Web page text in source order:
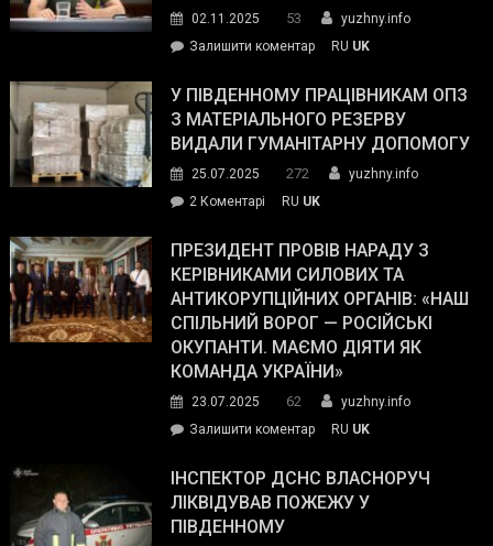
02.11.2025 53
yuzhny.info
Залишити коментарon
завойовує
симпатії
виборців
The
Street
Journal.
RU UK
У ПІВДЕННОМУ ПРАЦІВНИКАМ ОПЗ
З МАТЕРІАЛЬНОГО РЕЗЕРВУ
ВИДАЛИ ГУМАНІТАРНУ ДОПОМОГУ
25.07.2025 272
yuzhny.info
2 Коментарі
Південному
працівникам
ОПЗ
з
матеріального
резерву
гуманітарну
допомогу
RU UK
ПРЕЗИДЕНТ ПРОВІВ НАРАДУ З
КЕРІВНИКАМИ СИЛОВИХ ТА
АНТИКОРУПЦІЙНИХ ОРГАНІВ: «НАШ
СПІЛЬНИЙ ВОРОГ — РОСІЙСЬКІ
ОКУПАНТИ. МАЄМО ДІЯТИ ЯК
КОМАНДА УКРАЇНИ»
23.07.2025 62
yuzhny.info
Залишити коментарon
провів
нараду
RU UK
ІНСПЕКТОР ДСНС ВЛАСНОРУЧ
ЛІКВІДУВАВ ПОЖЕЖУ У
ПІВДЕННОМУ